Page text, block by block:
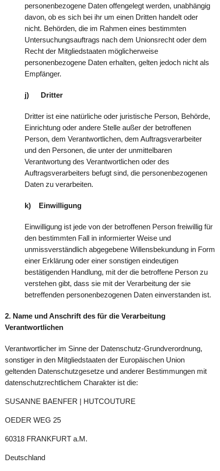
personenbezogene Daten offengelegt werden, unabhängig
davon, ob es sich bei ihr um einen Dritten handelt oder
nicht. Behörden, die im Rahmen eines bestimmten
Untersuchungsauftrags nach dem Unionsrecht oder dem
Recht der Mitgliedstaaten möglicherweise
personenbezogene Daten erhalten, gelten jedoch nicht als
Empfänger.
j) Dritter
Dritter ist eine natürliche oder juristische Person, Behörde,
Einrichtung oder andere Stelle außer der betroffenen
Person, dem Verantwortlichen, dem Auftragsverarbeiter
und den Personen, die unter der unmittelbaren
Verantwortung des Verantwortlichen oder des
Auftragsverarbeiters befugt sind, die personenbezogenen
Daten zu verarbeiten.
k) Einwilligung
Einwilligung ist jede von der betroffenen Person freiwillig für
den bestimmten Fall in informierter Weise und
unmissverständlich abgegebene Willensbekundung in Form
einer Erklärung oder einer sonstigen eindeutigen
bestätigenden Handlung, mit der die betroffene Person zu
verstehen gibt, dass sie mit der Verarbeitung der sie
betreffenden personenbezogenen Daten einverstanden ist.
2. Name und Anschrift des für die Verarbeitung
Verantwortlichen
Verantwortlicher im Sinne der Datenschutz-Grundverordnung,
sonstiger in den Mitgliedstaaten der Europäischen Union
geltenden Datenschutzgesetze und anderer Bestimmungen mit
datenschutzrechtlichem Charakter ist die:
SUSANNE BAENFER | HUTCOUTURE
OEDER WEG 25
60318 FRANKFURT a.M.
Deutschland